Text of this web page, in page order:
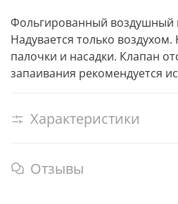
Фольгированный воздушный
Надувается только
палочки и насадки. Клапан
запаивания рекомендуется
Характеристики
Отзывы